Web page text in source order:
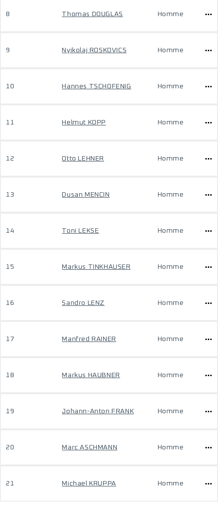
8 Thomas DOUGLAS Homme
9 Nyikolaj ROSKOVICS Homme
10 Hannes TSCHOFENIG Homme
11 Helmut KOPP Homme
12 Otto LEHNER Homme
13 Dusan MENCIN Homme
14 Toni LEKSE Homme
15 Markus TINKHAUSER Homme
16 Sandro LENZ Homme
17 Manfred RAINER Homme
18 Markus HAUBNER Homme
19 Johann-Anton FRANK Homme
20 Marc ASCHMANN Homme
21 Michael KRUPPA Homme